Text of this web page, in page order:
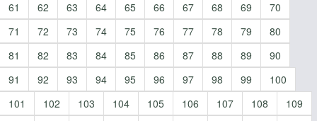
61
62 63 64 65 66 67 68 69
70
71
72 73 74 75 76 77 78 79
80
81
82 83 84 85 86 87 88 89
90
91
92 93 94 95 96 97 98 99
100
101
102 103 104 105 106 107 108
109